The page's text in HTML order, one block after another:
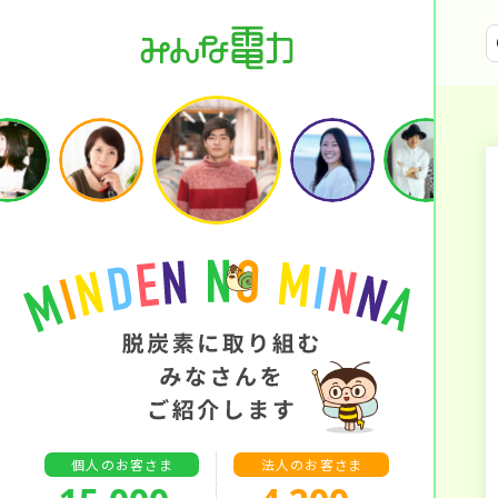
個人のお客さま 法人のお客さま